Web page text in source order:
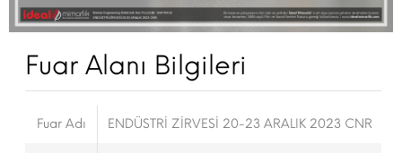
Fuar Alanı Bilgileri
Fuar Adı ENDÜSTRİ ZİRVESİ 20-23 ARALIK 2023 CNR